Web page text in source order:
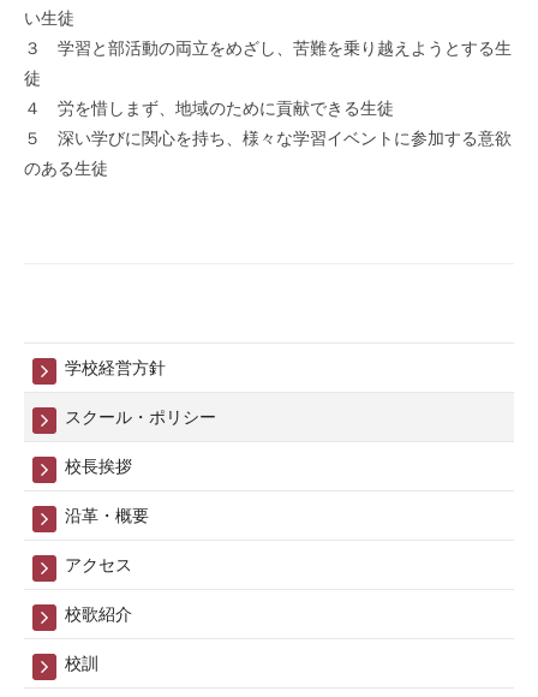
い生徒
３ 学習と部活動の両立をめざし、苦難を乗り越えようとする生
徒
４ 労を惜しまず、地域のために貢献できる生徒
５ 深い学びに関心を持ち、様々な学習イベントに参加する意欲
のある生徒
学校経営方針
スクール・ポリシー
校長挨拶
沿革・概要
アクセス
校歌紹介
校訓